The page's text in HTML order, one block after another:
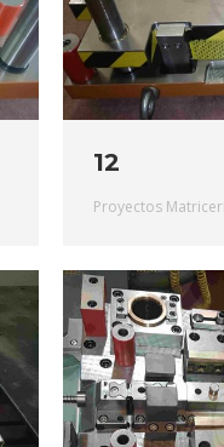
12
Proyectos